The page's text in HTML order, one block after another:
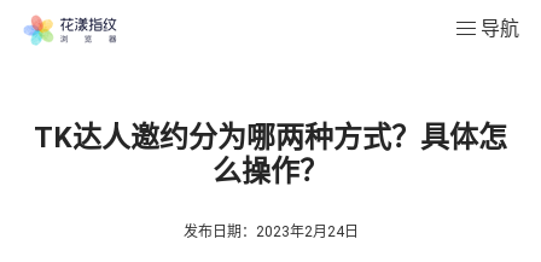
导航
TK达人邀约分为哪两种方式？具体怎
么操作？
发布日期：2023年2月24日